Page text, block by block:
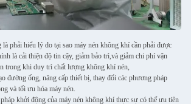
phải hiểu lý do tại sao máy nén không khí cần phải được
là cải thiện độ tin cậy, giảm bảo trì,và giảm chi phí vận
trong khi duy trì chất lượng không khí nén,
đường ống, nâng cấp thiết bị, thay đổi các phương pháp
và tối ưu hóa máy nén.
khởi động của máy nén không khí thực sự có thể ưu tiên